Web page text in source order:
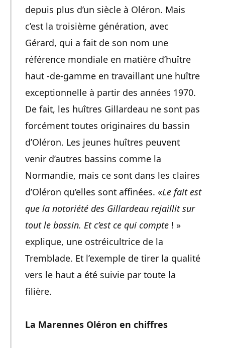
depuis plus d’un siècle à Oléron. Mais
c’est la troisième génération, avec
Gérard, qui a fait de son nom une
référence mondiale en matière d’huître
haut -de-gamme en travaillant une huître
exceptionnelle à partir des années 1970.
De fait, les huîtres Gillardeau ne sont pas
forcément toutes originaires du bassin
d’Oléron. Les jeunes huîtres peuvent
venir d’autres bassins comme la
Normandie, mais ce sont dans les claires
d’Oléron qu’elles sont affinées. «Le fait est
que la notoriété des Gillardeau rejaillit sur
tout le bassin. Et c’est ce qui compte! »
explique, une ostréicultrice de la
Tremblade. Et l’exemple de tirer la qualité
vers le haut a été suivie par toute la
filière.
La Marennes Oléron en chiffres